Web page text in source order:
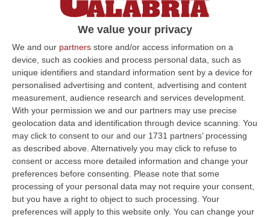
We value your privacy
We and our partners store and/or access information on a
device, such as cookies and process personal data, such as
unique identifiers and standard information sent by a device for
personalised advertising and content, advertising and content
measurement, audience research and services development.
With your permission we and our partners may use precise
geolocation data and identification through device scanning. You
may click to consent to our and our 1731 partners’ processing
as described above. Alternatively you may click to refuse to
consent or access more detailed information and change your
preferences before consenting.
Please note that some
processing of your personal data may not require your consent,
but you have a right to object to such processing. Your
preferences will apply to this website only. You can change your
SAN VINCENZO LA COSTAVenerdì, alle
prime luci dell’alba, a San Vincenzo la Costa,
i carabinieri della Compagnia di Rende,
assieme al personale dello Squadrone
Eliportato “Cacciatori di Calabria” e delle
unità cinofile del Nucleo di Vibo Valentia – a
conclusione di un più ampio servizio
finalizzato alla ricerca di armi e droga –
hanno tratto in arresto, in flagranza di reato,
per coltivazione e detenzione ai fini di
spaccio di sostanze stupefacenti, un uomo di